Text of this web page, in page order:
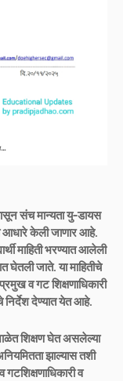
संच मान्यता यु-डायस
आधारे केली जाणार आहे.
माहिती भरण्यात आलेली
घेतली जाते. या माहितीचे
व गट शिक्षणाधिकारी
निर्देश देण्यात येत आहे.
शिक्षण घेत असलेल्या
झाल्यास तशी
व